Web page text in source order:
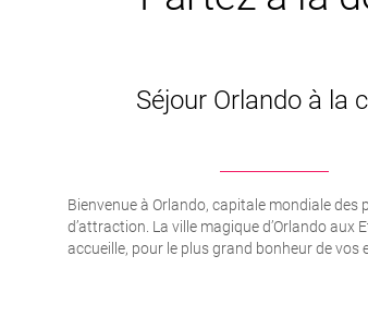
Séjour Orlando à la
Bienvenue à Orlando, capitale mondiale des
d’attraction. La ville magique d’Orlando aux
accueille, pour le plus grand bonheur de vos